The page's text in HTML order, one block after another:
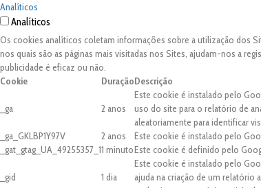
Analíticos
Analíticos
Os cookies analíticos coletam informações sobre a utilização dos
nos quais são as páginas mais visitadas nos Sites, ajudam-nos a
publicidade é eficaz ou não.
Cookie
DuraçãoDescrição
_ga 2 anos
Este cookie é instalado pelo
uso do site para o relatório de
aleatoriamente para identificar
_ga_GKLBP1Y97V
2 anos
Este cookie é instalado pelo
_gat_gtag_UA_49255357_11 minutoEste cookie é definido pelo
_gid 1 dia
Este cookie é instalado pelo
ajuda na criação de um